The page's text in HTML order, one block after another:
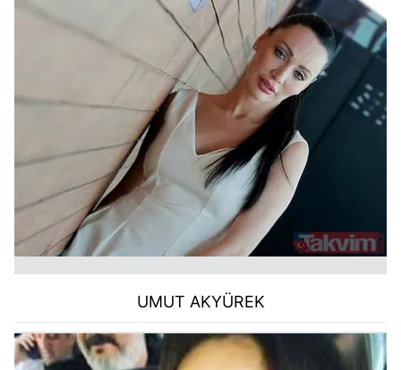
UMUT AKYÜREK